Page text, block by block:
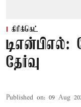
கிரிக்கெட்
டிஎன்பிஎல்:
தேர்வு
Published on: 09 Aug